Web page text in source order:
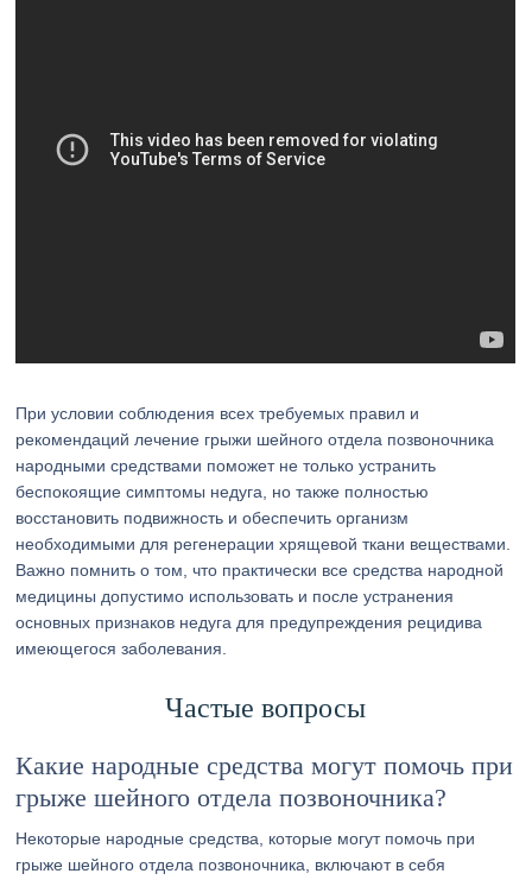
При условии соблюдения всех требуемых правил и
рекомендаций лечение грыжи шейного отдела позвоночника
народными средствами поможет не только устранить
беспокоящие симптомы недуга, но также полностью
восстановить подвижность и обеспечить организм
необходимыми для регенерации хрящевой ткани веществами.
Важно помнить о том, что практически все средства народной
медицины допустимо использовать и после устранения
основных признаков недуга для предупреждения рецидива
имеющегося заболевания.
Частые вопросы
Какие народные средства могут помочь при
грыже шейного отдела позвоночника?
Некоторые народные средства, которые могут помочь при
грыже шейного отдела позвоночника, включают в себя